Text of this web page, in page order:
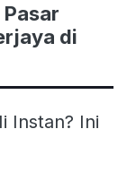
di
Instan? Ini